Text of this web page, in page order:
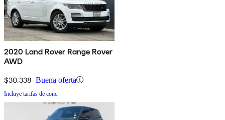
2020 Land Rover Range Rover
AWD
$30,338 Buena oferta
Incluye tarifas de conc.